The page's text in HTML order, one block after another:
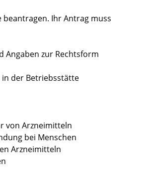
Ihr Antrag muss
Angaben zur Rechtsform
der Betriebsstätte
von Arzneimitteln
bei Menschen
Arzneimitteln